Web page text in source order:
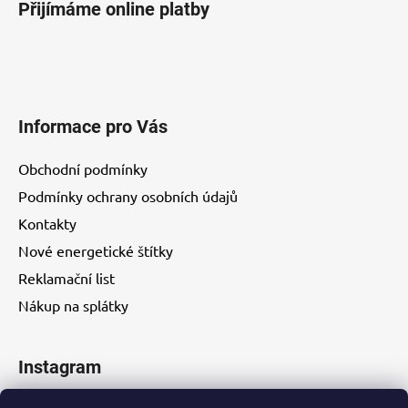
Přijímáme online platby
Informace pro Vás
Obchodní podmínky
Podmínky ochrany osobních údajů
Kontakty
Nové energetické štítky
Reklamační list
Nákup na splátky
Instagram